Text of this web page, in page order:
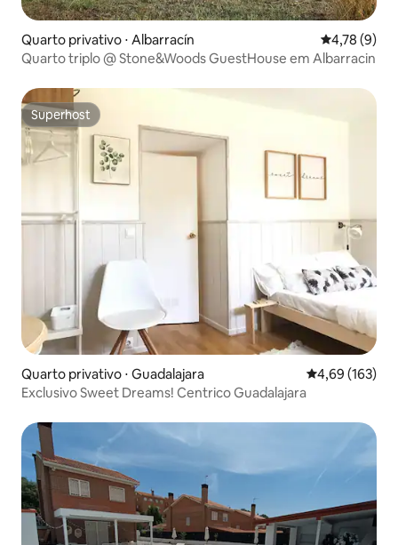
Quarto privativo ⋅ Albarracín 4,78 de
4,78 (9)
Quarto triplo @ Stone&Woods GuestHouse em Albarracin
Superhost
Superhost
Quarto privativo ⋅ Guadalajara 4,69 de uma
4,69 (163)
Exclusivo Sweet Dreams! Centrico Guadalajara